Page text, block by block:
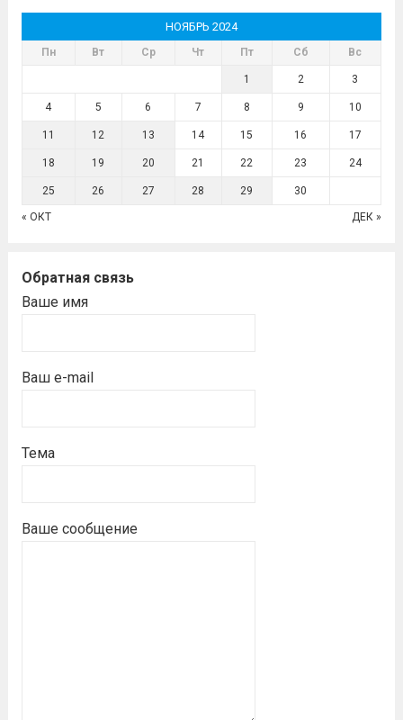
НОЯБРЬ 2024
Пн Вт Ср Чт Пт Сб Вс
1 2 3
4 5 6 7 8 9 10
11 12 13 14 15 16 17
18 19 20 21 22 23 24
25 26 27 28 29 30
« ОКТ ДЕК »
Обратная связь
Ваше имя
Ваш e-mail
Тема
Ваше сообщение